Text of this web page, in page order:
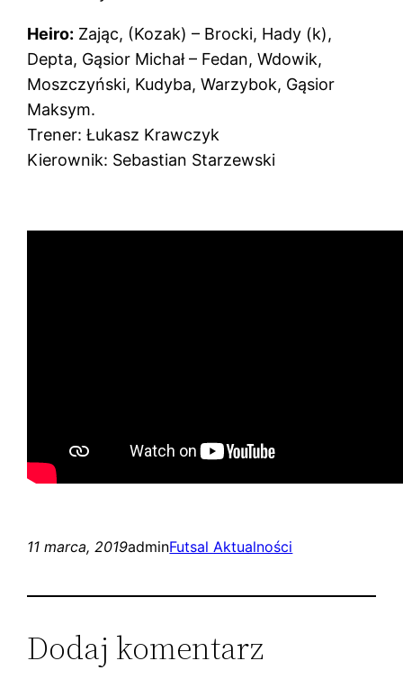
Heiro: Zając, (Kozak) – Brocki, Hady (k),
Depta, Gąsior Michał – Fedan, Wdowik,
Moszczyński, Kudyba, Warzybok, Gąsior
Maksym.
Trener: Łukasz Krawczyk
Kierownik: Sebastian Starzewski
11 marca, 2019adminFutsal Aktualności
Dodaj komentarz